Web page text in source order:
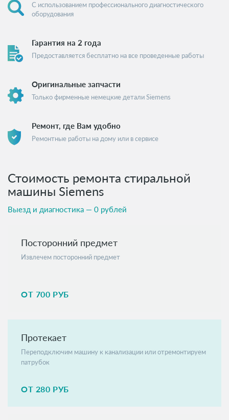
С использованием профессионального диагностического
оборудования
Гарантия на 2 года
Предоставляется бесплатно на все проведенные работы
Оригинальные запчасти
Только фирменные немецкие детали Siemens
Ремонт, где Вам удобно
Ремонтные работы на дому или в сервисе
Стоимость ремонта стиральной
машины Siemens
Выезд и диагностика — 0 рублей
Посторонний предмет
Извлечем посторонний предмет
ОТ 700 РУБ
Протекает
Переподключим машину к канализации или отремонтируем
патрубок
ОТ 280 РУБ